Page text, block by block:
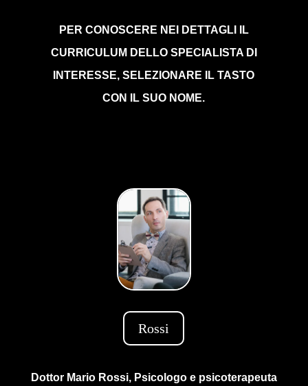
PER CONOSCERE NEI DETTAGLI IL
CURRICULUM DELLO SPECIALISTA DI
INTERESSE, SELEZIONARE IL TASTO
CON IL SUO NOME.
Rossi
Dottor Mario Rossi, Psicologo e psicoterapeuta